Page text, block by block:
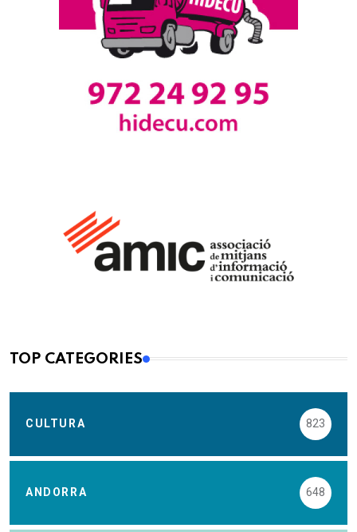
TOP CATEGORIES
CULTURA 823
ANDORRA 648